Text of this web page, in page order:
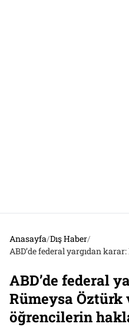
Anasayfa/Dış Haber/
ABD’de federal
Rümeysa Öztürk
öğrencilerin